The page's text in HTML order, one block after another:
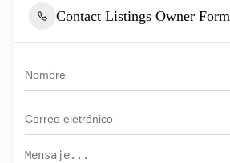
Contact Listings Owner Form